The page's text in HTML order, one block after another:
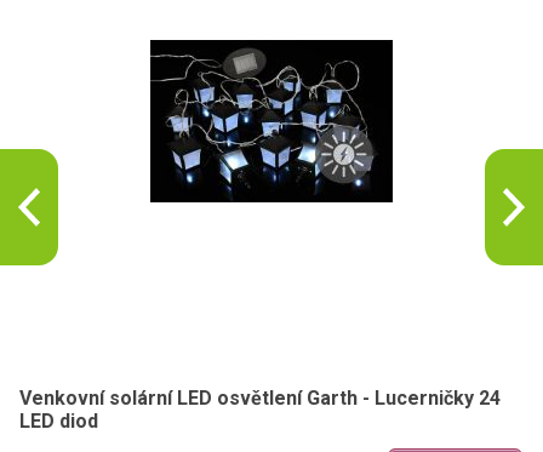
Venkovní solární LED osvětlení Garth - Lucerničky 24
LED diod